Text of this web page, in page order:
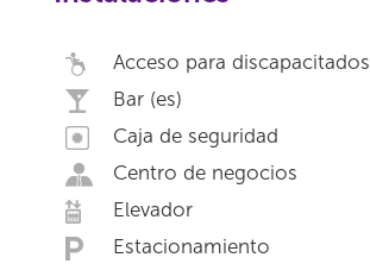
Acceso para discapacitados
Bar (es)
Caja de seguridad
Centro de negocios
Elevador
Estacionamiento